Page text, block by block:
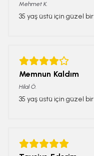
Mehmet K.
35 yaş üstü için güzel
Memnun Kaldım
Hilal Ö.
35 yaş üstü için güzel